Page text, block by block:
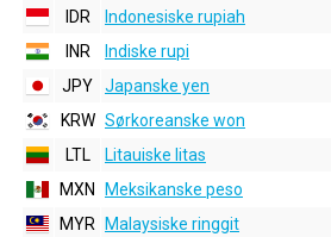
IDR
Indonesiske rupiah
INR
Indiske rupi
JPY
Japanske yen
KRW Sørkoreanske won
LTL
Litauiske litas
MXN
Meksikanske peso
MYR
Malaysiske ringgit